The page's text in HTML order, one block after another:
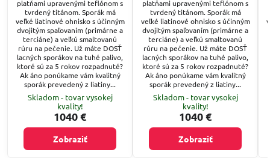
platňami upravenými teflónom s
tvrdený titánom. Sporák má
veľké liatinové ohnisko s účinným
dvojitým spaľovaním (primárne a
terciáne) a veľkú smaltovanú
rúru na pečenie. Už máte DOSŤ
lacných sporákov na tuhé palivo,
ktoré sú za 5 rokov rozpadnuté?
Ak áno ponúkame vám kvalitný
sporák prevedený z liatiny...
Skladom - tovar vysokej
kvality!
1040 €
Zobraziť
platňami upravenými teflónom s
tvrdený titánom. Sporák má
veľké liatinové ohnisko s účinným
dvojitým spaľovaním (primárne a
terciáne) a veľkú smaltovanú
rúru na pečenie. Už máte DOSŤ
lacných sporákov na tuhé palivo,
ktoré sú za 5 rokov rozpadnuté?
Ak áno ponúkame vám kvalitný
sporák prevedený z liatiny...
Skladom - tovar vysokej
kvality!
1040 €
Zobraziť